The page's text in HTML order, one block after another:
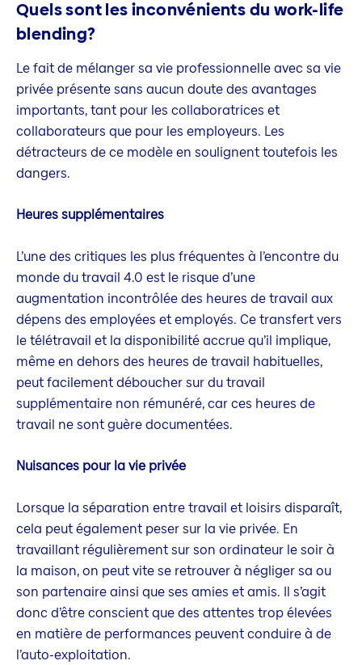
Quels sont les inconvénients du work-life
blending?
Le fait de mélanger sa vie professionnelle avec sa vie
privée présente sans aucun doute des avantages
importants, tant pour les collaboratrices et
collaborateurs que pour les employeurs. Les
détracteurs de ce modèle en soulignent toutefois les
dangers.
Heures supplémentaires
L’une des critiques les plus fréquentes à l’encontre du
monde du travail 4.0 est le risque d’une
augmentation incontrôlée des heures de travail aux
dépens des employées et employés. Ce transfert vers
le télétravail et la disponibilité accrue qu’il implique,
même en dehors des heures de travail habituelles,
peut facilement déboucher sur du travail
supplémentaire non rémunéré, car ces heures de
travail ne sont guère documentées.
Nuisances pour la vie privée
Lorsque la séparation entre travail et loisirs disparaît,
cela peut également peser sur la vie privée. En
travaillant régulièrement sur son ordinateur le soir à
la maison, on peut vite se retrouver à négliger sa ou
son partenaire ainsi que ses amies et amis. Il s’agit
donc d’être conscient que des attentes trop élevées
en matière de performances peuvent conduire à de
l’auto-exploitation.